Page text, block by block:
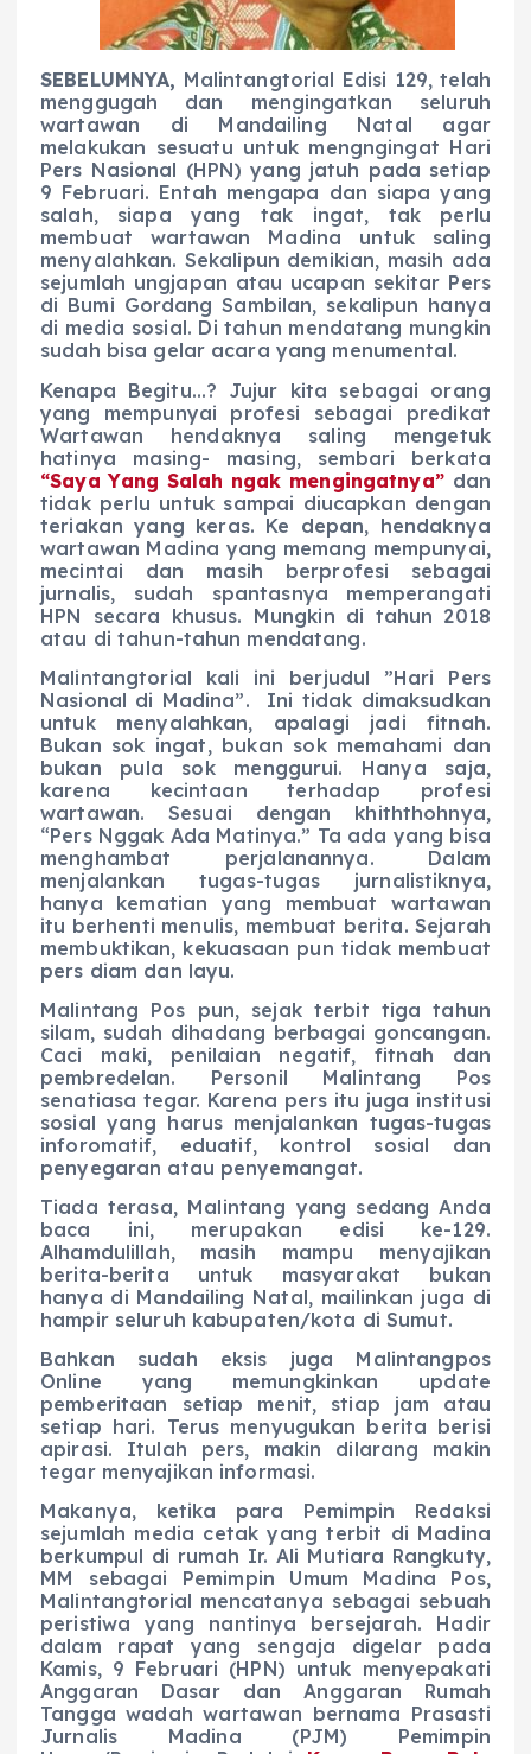
SEBELUMNYA, Malintangtorial Edisi 129, telah
menggugah dan mengingatkan seluruh
wartawan di Mandailing Natal agar
melakukan sesuatu untuk mengngingat Hari
Pers Nasional (HPN) yang jatuh pada setiap
9 Februari. Entah mengapa dan siapa yang
salah, siapa yang tak ingat, tak perlu
membuat wartawan Madina untuk saling
menyalahkan. Sekalipun demikian, masih ada
sejumlah ungjapan atau ucapan sekitar Pers
di Bumi Gordang Sambilan, sekalipun hanya
di media sosial. Di tahun mendatang mungkin
sudah bisa gelar acara yang menumental.
Kenapa Begitu…? Jujur kita sebagai orang
yang mempunyai profesi sebagai predikat
Wartawan hendaknya saling mengetuk
hatinya masing- masing, sembari berkata
“Saya Yang Salah ngak mengingatnya” dan
tidak perlu untuk sampai diucapkan dengan
teriakan yang keras. Ke depan, hendaknya
wartawan Madina yang memang mempunyai,
mecintai dan masih berprofesi sebagai
jurnalis, sudah spantasnya memperangati
HPN secara khusus. Mungkin di tahun 2018
atau di tahun-tahun mendatang.
Malintangtorial kali ini berjudul ”Hari Pers
Nasional di Madina”. Ini tidak dimaksudkan
untuk menyalahkan, apalagi jadi fitnah.
Bukan sok ingat, bukan sok memahami dan
bukan pula sok menggurui. Hanya saja,
karena kecintaan terhadap profesi
wartawan. Sesuai dengan khiththohnya,
“Pers Nggak Ada Matinya.” Ta ada yang bisa
menghambat perjalanannya. Dalam
menjalankan tugas-tugas jurnalistiknya,
hanya kematian yang membuat wartawan
itu berhenti menulis, membuat berita. Sejarah
membuktikan, kekuasaan pun tidak membuat
pers diam dan layu.
Malintang Pos pun, sejak terbit tiga tahun
silam, sudah dihadang berbagai goncangan.
Caci maki, penilaian negatif, fitnah dan
pembredelan. Personil Malintang Pos
senatiasa tegar. Karena pers itu juga institusi
sosial yang harus menjalankan tugas-tugas
inforomatif, eduatif, kontrol sosial dan
penyegaran atau penyemangat.
Tiada terasa, Malintang yang sedang Anda
baca ini, merupakan edisi ke-129.
Alhamdulillah, masih mampu menyajikan
berita-berita untuk masyarakat bukan
hanya di Mandailing Natal, mailinkan juga di
hampir seluruh kabupaten/kota di Sumut.
Bahkan sudah eksis juga Malintangpos
Online yang memungkinkan update
pemberitaan setiap menit, stiap jam atau
setiap hari. Terus menyugukan berita berisi
apirasi. Itulah pers, makin dilarang makin
tegar menyajikan informasi.
Makanya, ketika para Pemimpin Redaksi
sejumlah media cetak yang terbit di Madina
berkumpul di rumah Ir. Ali Mutiara Rangkuty,
MM sebagai Pemimpin Umum Madina Pos,
Malintangtorial mencatanya sebagai sebuah
peristiwa yang nantinya bersejarah. Hadir
dalam rapat yang sengaja digelar pada
Kamis, 9 Februari (HPN) untuk menyepakati
Anggaran Dasar dan Anggaran Rumah
Tangga wadah wartawan bernama Prasasti
Jurnalis Madina (PJM) Pemimpin